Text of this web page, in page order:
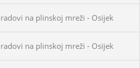
na plinskoj mreži - Osijek
na plinskoj mreži - Osijek